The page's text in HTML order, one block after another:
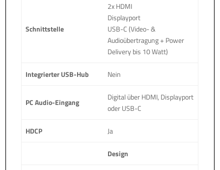
Schnittstelle
2x HDMI
Displayport
USB-C (Video- &
Audioübertragung + Power
Delivery bis 10 Watt)
Integrierter USB-Hub Nein
PC Audio-Eingang
Digital über HDMI, Displayport
oder USB-C
HDCP Ja
Design